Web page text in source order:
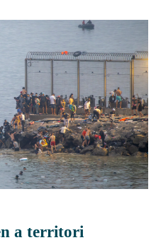
a territori